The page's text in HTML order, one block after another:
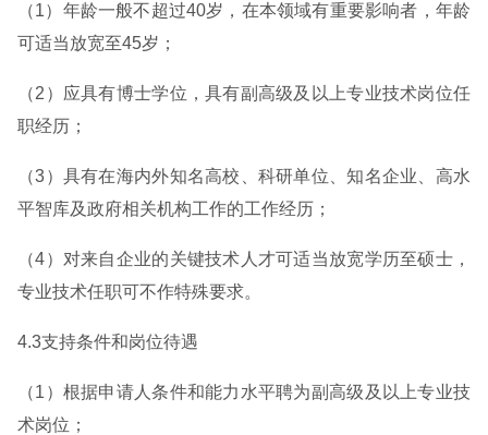
（1）年龄一般不超过40岁，在本领域有重要影响者，年龄
可适当放宽至45岁；
（2）应具有博士学位，具有副高级及以上专业技术岗位任
职经历；
（3）具有在海内外知名高校、科研单位、知名企业、高水
平智库及政府相关机构工作的工作经历；
（4）对来自企业的关键技术人才可适当放宽学历至硕士，
专业技术任职可不作特殊要求。
4.3支持条件和岗位待遇
（1）根据申请人条件和能力水平聘为副高级及以上专业技
术岗位；